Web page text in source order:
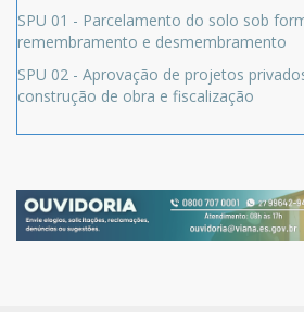
SPU 01 - Parcelamento do solo sob
remembramento e desmembramento
SPU 02 - Aprovação de projetos
construção de obra e fiscalização